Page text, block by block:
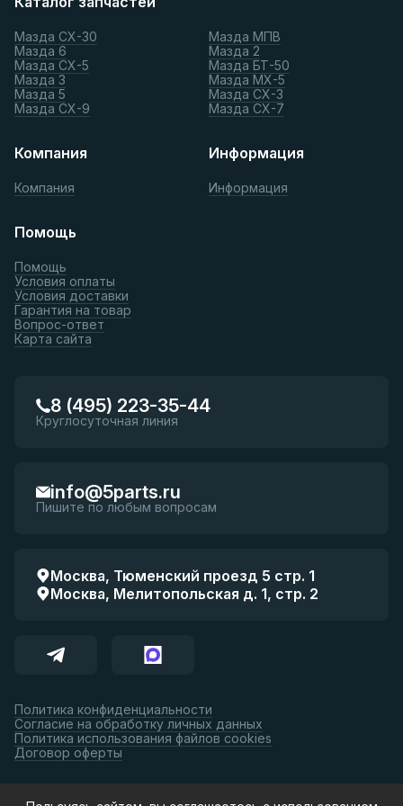
Мазда СХ-30
Мазда 6
Мазда СХ-5
Мазда 3
Мазда 5
Мазда СХ-9
Мазда МПВ
Мазда 2
Мазда БТ-50
Мазда МХ-5
Мазда СХ-3
Мазда СХ-7
Компания
Компания
Информация
Информация
Помощь
Помощь
Условия оплаты
Условия доставки
Гарантия на товар
Вопрос-ответ
Карта сайта
8 (495) 223-35-44
Круглосуточная линия
info@5parts.ru
Пишите по любым вопросам
Москва, Тюменский проезд 5 стр. 1
Москва, Мелитопольская д. 1, стр. 2
Политика конфиденциальности
Согласие на обработку личных данных
Политика использования файлов cookies
Договор оферты
Принимаем к оплате: